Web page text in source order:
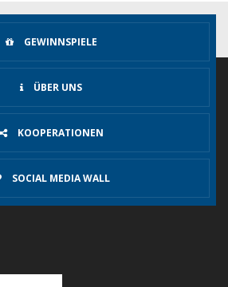
GEWINNSPIELE
ÜBER UNS
KOOPERATIONEN
SOCIAL MEDIA WALL